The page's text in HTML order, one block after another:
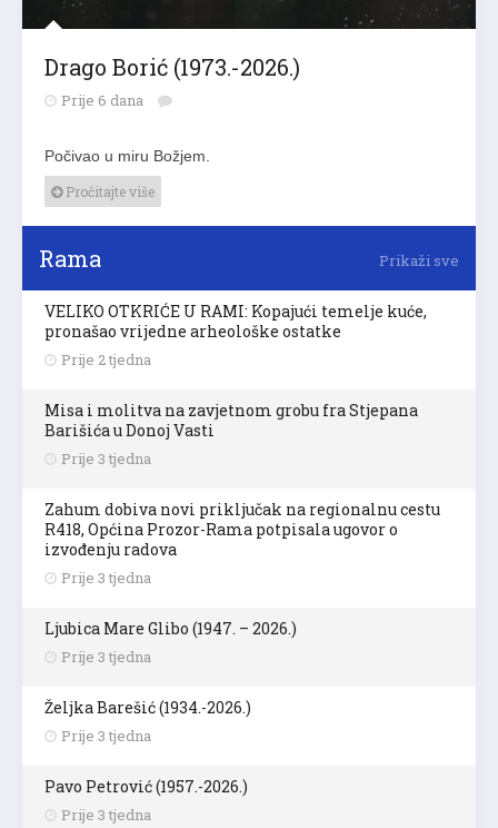
Drago Borić (1973.-2026.)
Prije 6 dana
Počivao u miru Božjem.
Pročitajte više
Rama Prikaži sve
VELIKO OTKRIĆE U RAMI: Kopajući temelje kuće,
pronašao vrijedne arheološke ostatke
Prije 2 tjedna
Misa i molitva na zavjetnom grobu fra Stjepana
Barišića u Donoj Vasti
Prije 3 tjedna
Zahum dobiva novi priključak na regionalnu cestu
R418, Općina Prozor-Rama potpisala ugovor o
izvođenju radova
Prije 3 tjedna
Ljubica Mare Glibo (1947. – 2026.)
Prije 3 tjedna
Željka Barešić (1934.-2026.)
Prije 3 tjedna
Pavo Petrović (1957.-2026.)
Prije 3 tjedna